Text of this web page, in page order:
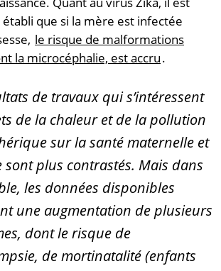
établi que si la mère est infectée
le risque de malformations
la microcéphalie, est accru.
de travaux qui s’intéressent
de la chaleur et de la pollution
sur la santé maternelle et
plus contrastés. Mais dans
les données disponibles
une augmentation de plusieurs
dont le risque de
de mortinatalité (enfants